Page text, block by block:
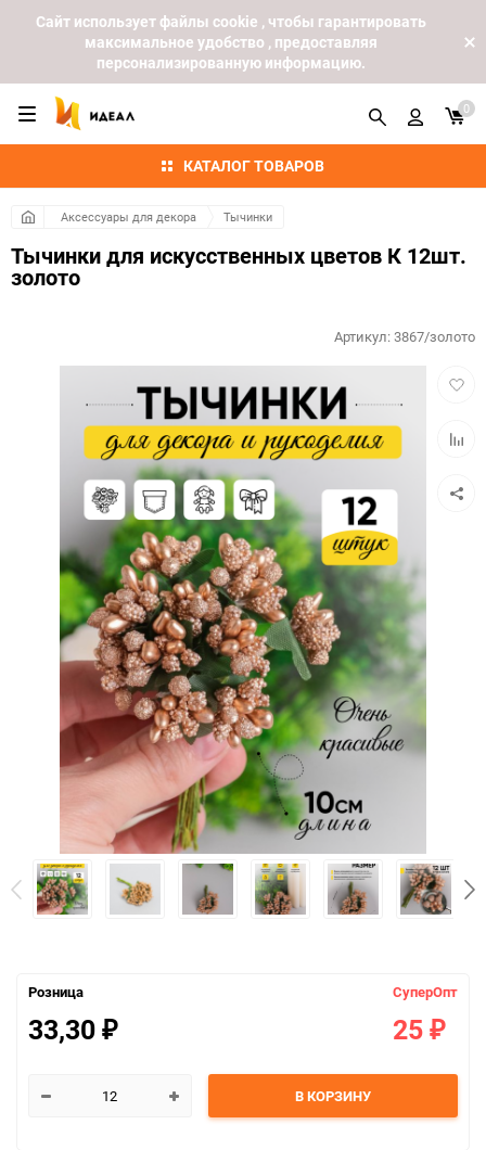
Cайт использует файлы cookie , чтобы гарантировать
максимальное удобство , предоставляя
персонализированную информацию.
КАТАЛОГ ТОВАРОВ
0
Аксессуары для декора Тычинки
Тычинки для искусственных цветов К 12шт.
золото
Артикул:3867/золото
Розница
33,30 ₽
СуперОпт
25 ₽
В КОРЗИНУ